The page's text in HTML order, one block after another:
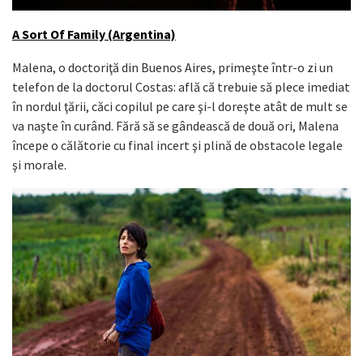
A Sort Of Family (Argentina)
Malena, o doctoriţă din Buenos Aires, primeşte într-o zi un
telefon de la doctorul Costas: află că trebuie să plece imediat
în nordul ţării, căci copilul pe care şi-l doreşte atât de mult se
va naşte în curând. Fără să se gândească de două ori, Malena
începe o călătorie cu final incert şi plină de obstacole legale
şi morale.